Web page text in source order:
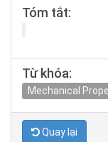
Tóm tắt:
Từ khóa:
Mechanical
Quay lại